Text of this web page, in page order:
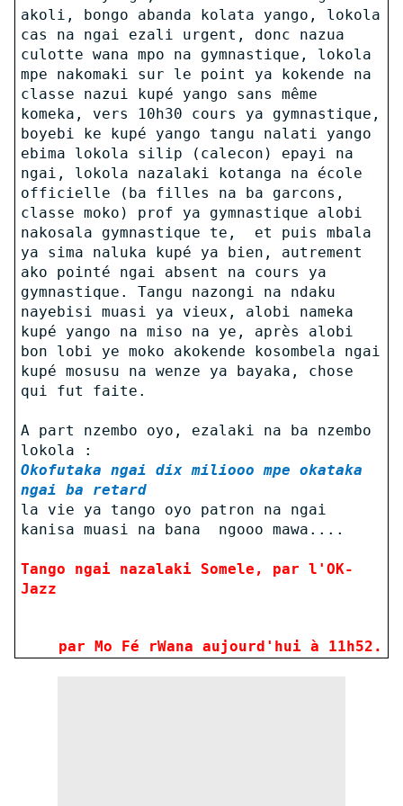
akoli, bongo abanda kolata yango, lokola
cas na ngai ezali urgent, donc nazua
culotte wana mpo na gymnastique, lokola
mpe nakomaki sur le point ya kokende na
classe nazui kupé yango sans même
komeka, vers 10h30 cours ya gymnastique,
boyebi ke kupé yango tangu nalati yango
ebima lokola silip (calecon) epayi na
ngai, lokola nazalaki kotanga na école
officielle (ba filles na ba garcons,
classe moko) prof ya gymnastique alobi
nakosala gymnastique te, et puis mbala
ya sima naluka kupé ya bien, autrement
ako pointé ngai absent na cours ya
gymnastique. Tangu nazongi na ndaku
nayebisi muasi ya vieux, alobi nameka
kupé yango na miso na ye, après alobi
bon lobi ye moko akokende kosombela ngai
kupé mosusu na wenze ya bayaka, chose
qui fut faite.
A part nzembo oyo, ezalaki na ba nzembo
lokola :
Okofutaka ngai dix miliooo mpe okataka
ngai ba retard
la vie ya tango oyo patron na ngai
kanisa muasi na bana ngooo mawa....
Tango ngai nazalaki Somele, par l'OK-
Jazz
par Mo Fé rWana aujourd'hui à 11h52 .